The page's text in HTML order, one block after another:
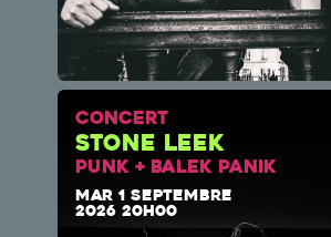
CONCERT
Stone Leek
PUNK + BALEK PANIK
MAR 1 SEPTEMBRE
2026 20H00